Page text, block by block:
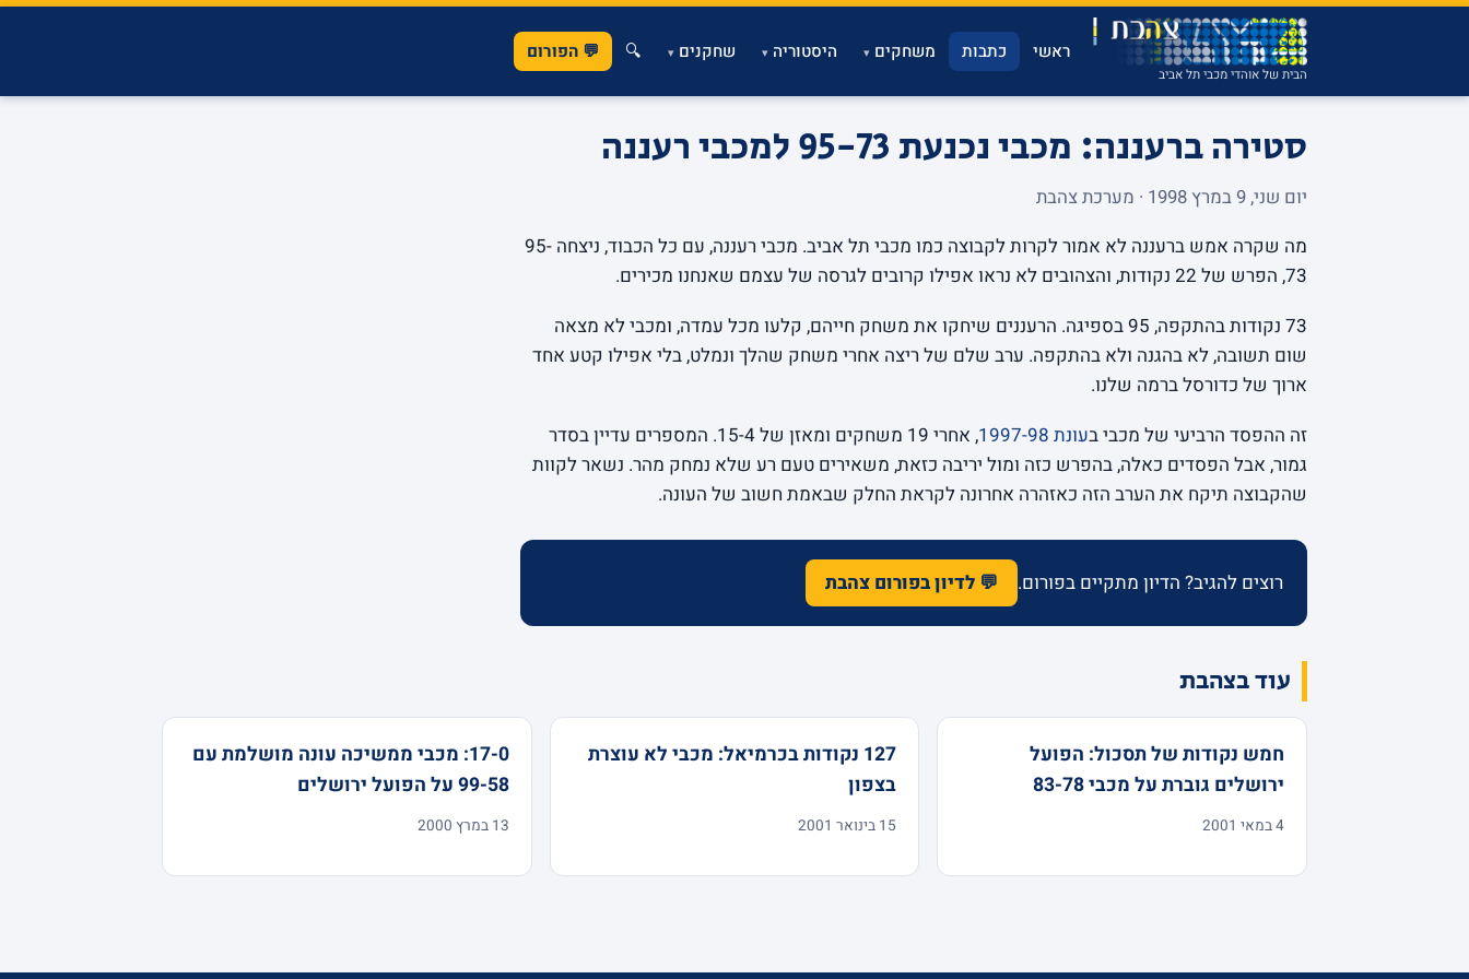
הבית של אוהדי מכבי תל אביב
ראשי כתבות משחקים▾ היסטוריה▾ שחקנים▾
🔍 💬 הפורום
סטירה ברעננה: מכבי נכנעת 95-73 למכבי רעננה
יום שני, 9 במרץ 1998 · מערכת צהבת
מה שקרה אמש ברעננה לא אמור לקרות לקבוצה כמו מכבי תל אביב. מכבי רעננה, עם כל הכבוד, ניצחה 95-
73, הפרש של 22 נקודות, והצהובים לא נראו אפילו קרובים לגרסה של עצמם שאנחנו מכירים.
73 נקודות בהתקפה, 95 בספיגה. הרעננים שיחקו את משחק חייהם, קלעו מכל עמדה, ומכבי לא מצאה
שום תשובה, לא בהגנה ולא בהתקפה. ערב שלם של ריצה אחרי משחק שהלך ונמלט, בלי אפילו קטע אחד
ארוך של כדורסל ברמה שלנו.
זה ההפסד הרביעי של מכבי בעונת 1997-98
, אחרי 19 משחקים ומאזן של 15-4. המספרים עדיין בסדר
גמור, אבל הפסדים כאלה, בהפרש כזה ומול יריבה כזאת, משאירים טעם רע שלא נמחק מהר. נשאר לקוות
שהקבוצה תיקח את הערב הזה כאזהרה אחרונה לקראת החלק שבאמת חשוב של העונה.
רוצים להגיב? הדיון מתקיים בפורום. 💬 לדיון בפורום צהבת
עוד בצהבת
חמש נקודות של תסכול: הפועל
ירושלים גוברת על מכבי 83-78
4 במאי 2001
127 נקודות בכרמיאל: מכבי לא עוצרת
בצפון
15 בינואר 2001
17-0: מכבי ממשיכה עונה מושלמת עם
99-58 על הפועל ירושלים
13 במרץ 2000